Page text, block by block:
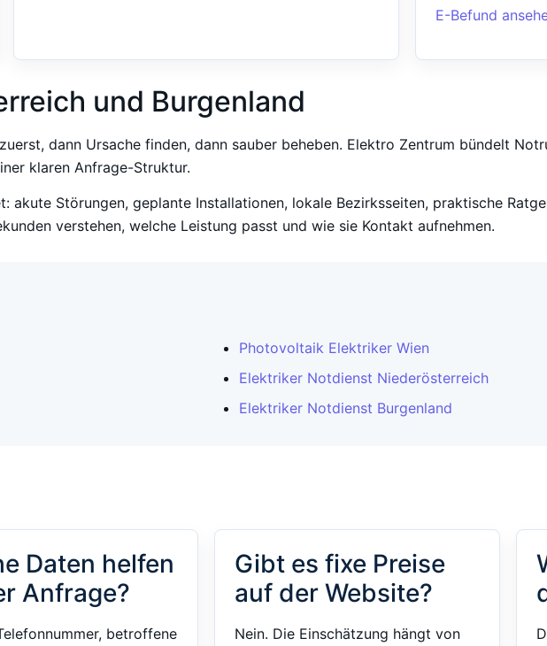
E-Befund
und Burgenland
dann Ursache finden, dann sauber beheben. Elektro Zentrum bündelt
klaren Anfrage-Struktur.
akute Störungen, geplante Installationen, lokale Bezirksseiten, praktische
verstehen, welche Leistung passt und wie sie Kontakt aufnehmen.
Photovoltaik Elektriker Wien
Elektriker Notdienst Niederösterreich
Elektriker Notdienst Burgenland
Daten helfen
Anfrage?
betroffene
Gibt es fixe Preise
auf der Website?
Nein. Die Einschätzung hängt von